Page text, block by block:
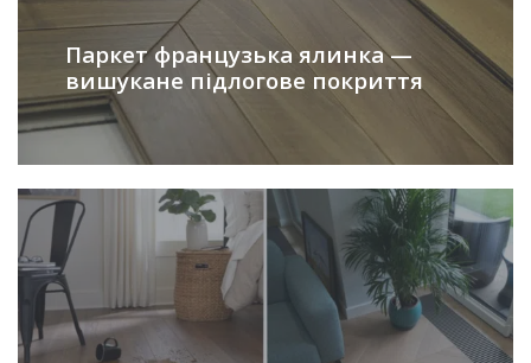
Паркет французька ялинка —
вишукане підлогове покриття